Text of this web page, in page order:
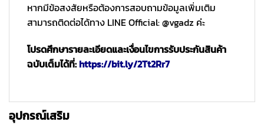
หากมีข้อสงสัยหรือต้องการสอบถามข้อมูลเพิ่มเติม
สามารถติดต่อได้ทาง LINE Official: @vgadz ค่ะ
โปรดศึกษารายละเอียดและเงื่อนไขการรับประกันสินค้า
ฉบับเต็มได้ที่:https://bit.ly/2Tt2Rr7
อุปกรณ์เสริม